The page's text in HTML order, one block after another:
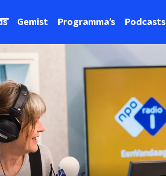
Gemist Programma's Podcasts